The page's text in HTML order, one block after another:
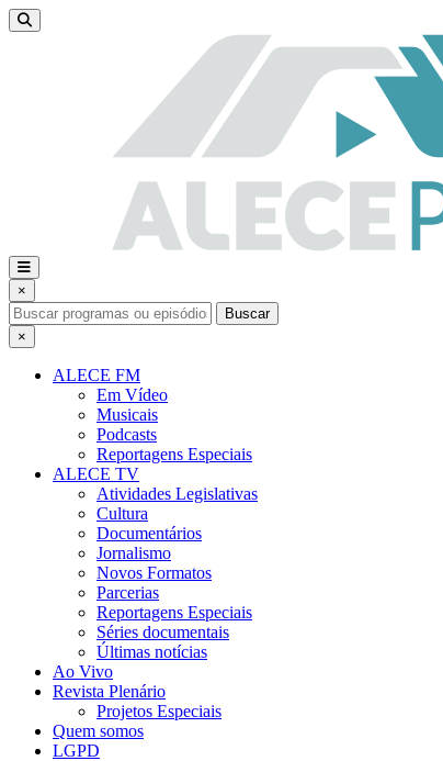
×
Buscar
×
ALECE FM
Em Vídeo
Musicais
Podcasts
Reportagens Especiais
ALECE TV
Atividades Legislativas
Cultura
Documentários
Jornalismo
Novos Formatos
Parcerias
Reportagens Especiais
Séries documentais
Últimas notícias
Ao Vivo
Revista Plenário
Projetos Especiais
Quem somos
LGPD